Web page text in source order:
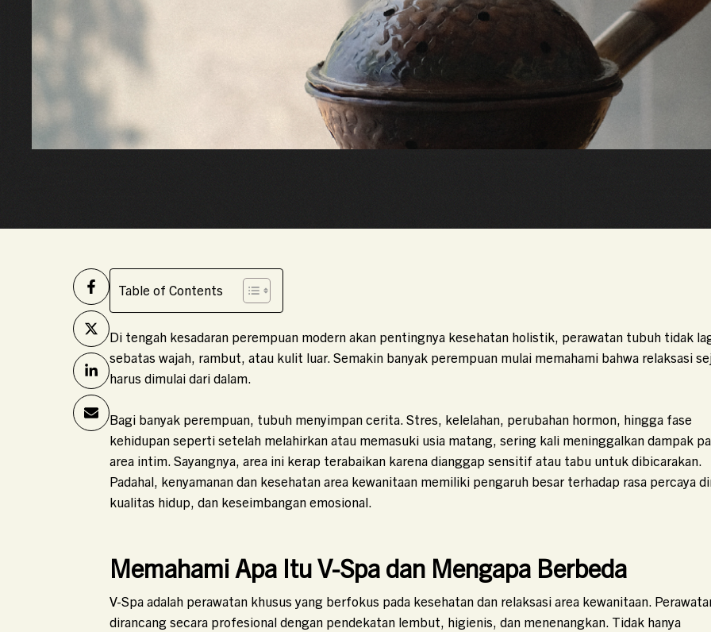
Table of Contents
Di tengah kesadaran perempuan modern akan pentingnya kesehatan holistik, perawatan tubuh tidak
sebatas wajah, rambut, atau kulit luar. Semakin banyak perempuan mulai memahami bahwa relaksasi
harus dimulai dari dalam.
Bagi banyak perempuan, tubuh menyimpan cerita. Stres, kelelahan, perubahan hormon, hingga fase
kehidupan seperti setelah melahirkan atau memasuki usia matang, sering kali meninggalkan dampak
area intim. Sayangnya, area ini kerap terabaikan karena dianggap sensitif atau tabu untuk dibicarakan.
Padahal, kenyamanan dan kesehatan area kewanitaan memiliki pengaruh besar terhadap rasa percaya
kualitas hidup, dan keseimbangan emosional.
Memahami Apa Itu V-Spa dan Mengapa Berbeda
V-Spa adalah perawatan khusus yang berfokus pada kesehatan dan relaksasi area kewanitaan.
dirancang secara profesional dengan pendekatan lembut, higienis, dan menenangkan. Tidak hanya